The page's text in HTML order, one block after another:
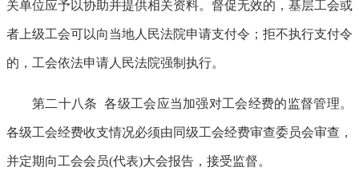
关单位应予以协助并提供相关资料。督促无效的，基层工会或
者上级工会可以向当地人民法院申请支付令；拒不执行支付令
的，工会依法申请人民法院强制执行。
第二十八条 各级工会应当加强对工会经费的监督管理。
各级工会经费收支情况必须由同级工会经费审查委员会审查，
并定期向工会会员(代表)大会报告，接受监督。